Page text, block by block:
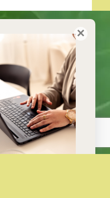
×